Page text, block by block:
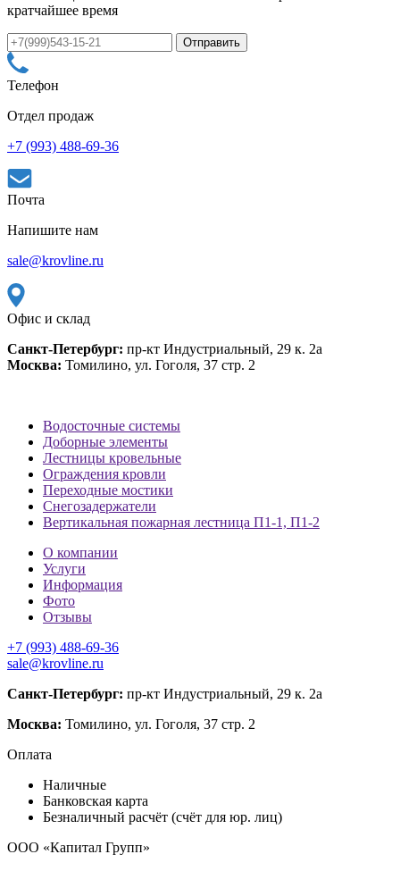
кратчайшее время
Телефон
Отдел продаж
+7 (993) 488-69-36
Почта
Напишите нам
sale@krovline.ru
Офис и склад
Санкт-Петербург: пр-кт Индустриальный, 29 к. 2а
Москва: Томилино, ул. Гоголя, 37 стр. 2
Водосточные системы
Доборные элементы
Лестницы кровельные
Ограждения кровли
Переходные мостики
Снегозадержатели
Вертикальная пожарная лестница П1-1, П1-2
О компании
Услуги
Информация
Фото
Отзывы
+7 (993) 488-69-36
sale@krovline.ru
Санкт-Петербург: пр-кт Индустриальный, 29 к. 2а
Москва: Томилино, ул. Гоголя, 37 стр. 2
Оплата
Наличные
Банковская карта
Безналичный расчёт (счёт для юр. лиц)
ООО «Капитал Групп»